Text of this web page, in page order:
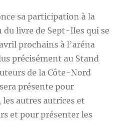
sa participation à la
du livre de Sept-Iles qui se
prochains à l’aréna
précisément au Stand
de la Côte-Nord
présente pour
autres autrices et
et pour présenter les